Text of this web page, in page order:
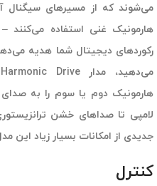
رکوردهای دیجیتال شما هدیه
هارمونیک دوم یا سوم را به
لامپی تا صداهای خشن
جدیدی از امکانات بسیار زیاد این
کنترل